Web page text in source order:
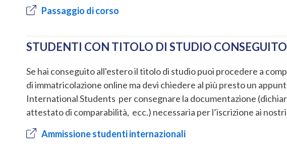
Passaggio di corso
STUDENTI CON TITOLO DI STUDIO CONSEGUITO
Se hai conseguito all'estero il titolo di studio puoi procedere a
di immatricolazione online ma devi chiedere al più presto un
International Students per consegnare la documentazione
attestato di comparabilità, ecc.) necessaria per l’iscrizione ai
Ammissione studenti internazionali